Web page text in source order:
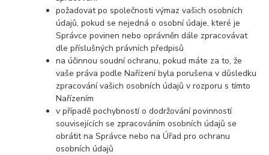
požadovat po společnosti výmaz vašich osobních
údajů, pokud se nejedná o osobní údaje, které je
Správce povinen nebo oprávněn dále zpracovávat
dle příslušných právních předpisů
na účinnou soudní ochranu, pokud máte za to, že
vaše práva podle Nařízení byla porušena v důsledku
zpracování vašich osobních údajů v rozporu s tímto
Nařízením
v případě pochybností o dodržování povinností
souvisejících se zpracováním osobních údajů se
obrátit na Správce nebo na Úřad pro ochranu
osobních údajů